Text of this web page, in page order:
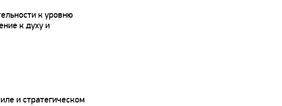
к уровню
к духу и
и стратегическом